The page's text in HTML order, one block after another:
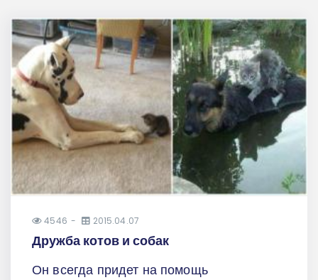
4546 2015.04.07
Дружба котов и собак
Он всегда придет на помощь